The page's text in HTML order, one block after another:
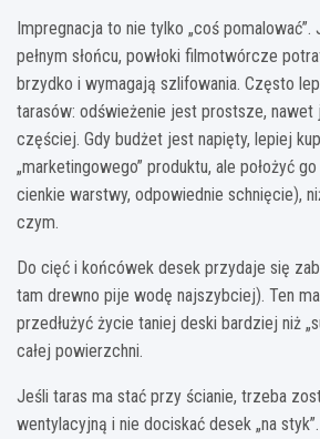
Impregnacja to nie tylko „coś
pełnym słońcu, powłoki filmotwórcze
brzydko i wymagają szlifowania. Często
tarasów: odświeżenie jest prostsze,
częściej. Gdy budżet jest napięty, lepiej
„marketingowego” produktu, ale położyć
cienkie warstwy, odpowiednie schnięcie),
czym.
Do cięć i końcówek desek przydaje się
tam drewno pije wodę najszybciej). Ten
przedłużyć życie taniej deski bardziej niż
całej powierzchni.
Jeśli taras ma stać przy ścianie, trzeba
wentylacyjną i nie dociskać desek „na